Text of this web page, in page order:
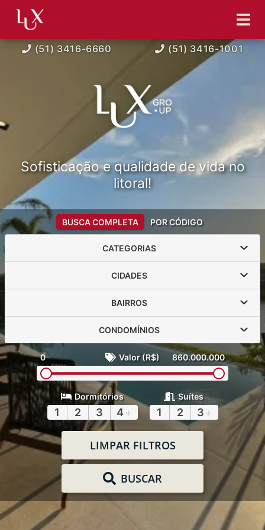
(51) 3416-6660 (51) 3416-1001
Sofisticação e qualidade de vida no
litoral!
BUSCA COMPLETA POR CÓDIGO
CATEGORIAS
CIDADES
BAIRROS
CONDOMÍNIOS
0 Valor (R$) 860.000.000
Dormitórios
1 2 3 4 +
Suítes
1 2 3 +
LIMPAR FILTROS
BUSCAR